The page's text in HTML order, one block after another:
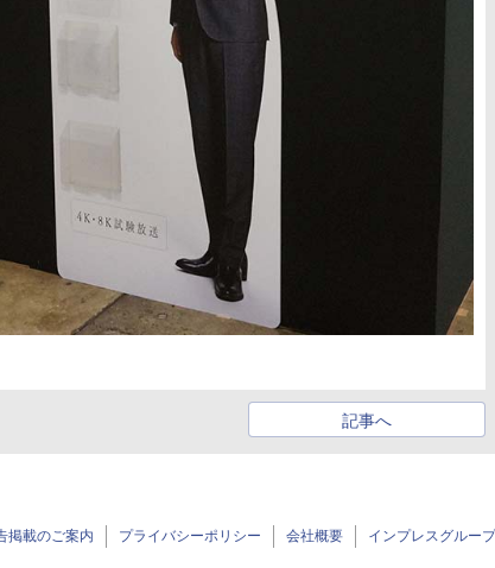
記事へ
掲載のご案内 プライバシーポリシー 会社概要 インプレスグループ